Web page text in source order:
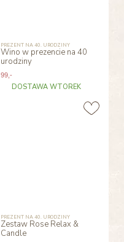
PREZENT NA 40. URODZINY
Wino w prezencie na 40
urodziny
99 ,-
DOSTAWA WTOREK
PREZENT NA 40. URODZINY
Zestaw Rose Relax &
Candle